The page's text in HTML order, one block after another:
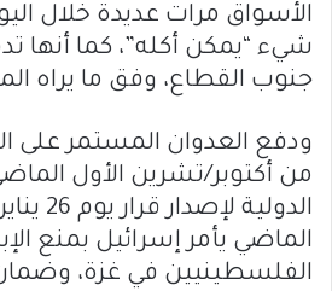
الأسواق مرات عديدة خلال
شيء “يمكن أكله”، كما أنها
جنوب القطاع، وفق ما يراه
ودفع العدوان المستمر على
من أكتوبر/تشرين الأول
الدولية
الماضي يأمر إسرائيل بمنع
الفلسطينيين في غزة،